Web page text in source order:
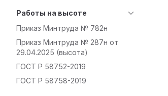
Работы на высоте
Приказ Минтруда № 782н
Приказ Минтруда № 287н от
29.04.2025 (высота)
ГОСТ Р 58752-2019
ГОСТ Р 58758-2019